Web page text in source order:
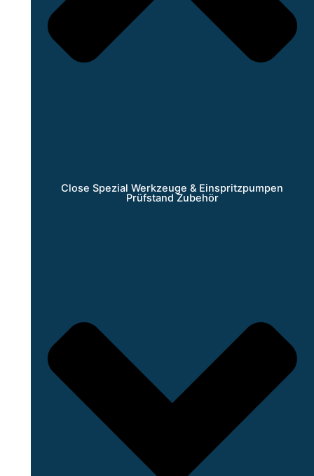
Close Spezial Werkzeuge & Einspritzpumpen
Prüfstand Zubehör